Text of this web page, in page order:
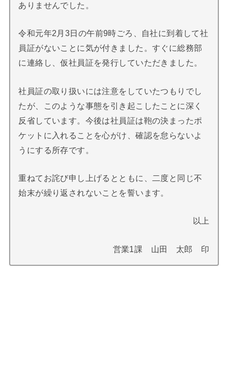
ありませんでした。
令和元年2 月 3日の午前9時ごろ、自社に到着して社
員証がないことに気が付きました。すぐに総務部
に連絡し、仮社員証を発行していただきました。
社員証の取り扱いには注意をしていたつもりでし
たが、このような事態を引き起こしたことに深く
反省しています。今後は社員証は鞄の決まったポ
ケットに入れることを心がけ、確認を怠らないよ
うにする所存です。
重ねてお詫び申し上げるとともに、二度と同じ不
始末が繰り返されないことを誓います。
以上
営業1課 山田 太郎 印